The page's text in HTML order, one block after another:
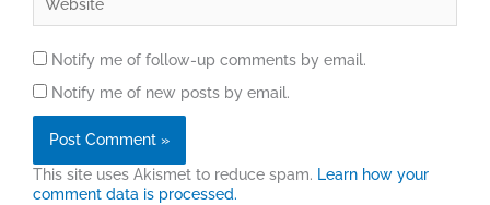
Notify me of follow-up comments by email.
Notify me of new posts by email.
This site uses Akismet to reduce spam. Learn how your
comment data is processed.